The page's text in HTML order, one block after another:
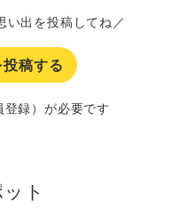
い出を投稿してね／
稿する
録）が必要です
ト